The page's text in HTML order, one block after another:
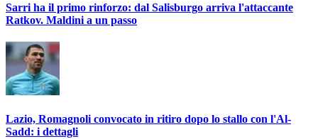
Sarri ha il primo rinforzo: dal Salisburgo arriva l'attaccante
Ratkov. Maldini a un passo
Lazio, Romagnoli convocato in ritiro dopo lo stallo con l'Al-
Sadd: i dettagli